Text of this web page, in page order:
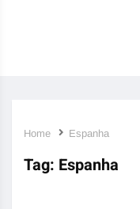
Home Espanha
Tag: Espanha